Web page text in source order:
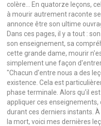
colère... En quatorze leçons,
à mourir autrement raconte
annonce être son ultime
Dans ces pages, il y a tout :
son enseignement, sa
cette grande dame, mourir
simplement une façon
"Chacun d'entre nous a des
existence. Cela est
phase terminale. Alors qu'il
appliquer ces
durant ces derniers instants.
la mort, voici mes dernières